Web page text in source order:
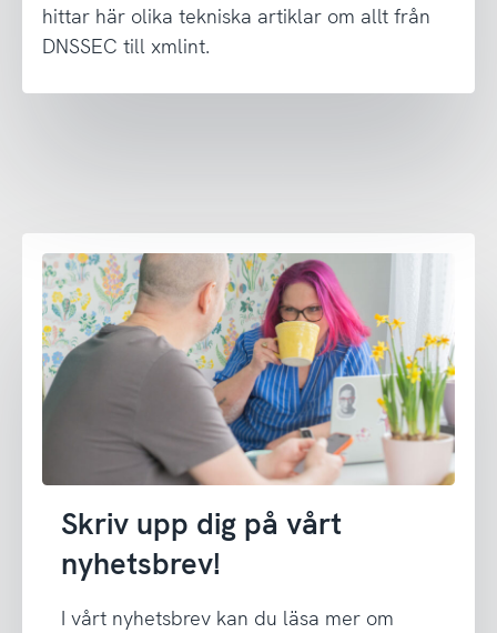
hittar här olika tekniska artiklar om allt från
DNSSEC till xmlint.
Skriv upp dig på vårt
nyhetsbrev!
I vårt nyhetsbrev kan du läsa mer om